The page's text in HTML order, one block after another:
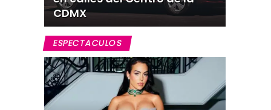
CDMX
ESPECTACULOS